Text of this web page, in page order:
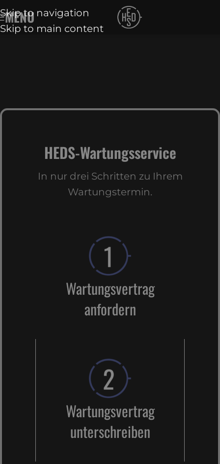
Skip to navigation
Skip to main content
MENU
HEDS-Wartungsservice
In nur drei Schritten zu Ihrem
Wartungstermin.
Wartungsvertrag
anfordern
Wartungsvertrag
unterschreiben